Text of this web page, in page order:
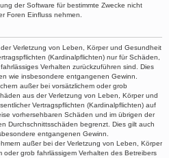
der Software für bestimmte Zwecke nicht
Foren Einfluss nehmen.
Verletzung von Leben, Körper und Gesundheit
(Kardinalpflichten) nur für Schäden,
Verhalten zurückzuführen sind. Dies
wie insbesondere entgangenen Gewinn.
außer bei vorsätzlichem oder grob
aus der Verletzung von Leben, Körper und
Vertragspflichten (Kardinalpflichten) auf
vorhersehbaren Schäden und im übrigen der
Durchschnittsschäden begrenzt. Dies gilt auch
entgangenen Gewinn.
außer bei der Verletzung von Leben, Körper
oder grob fahrlässigem Verhalten des Betreibers